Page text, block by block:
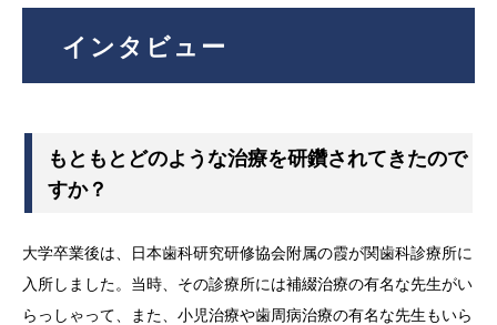
インタビュー
もともとどのような治療を研鑽されてきたので
すか？
大学卒業後は、日本歯科研究研修協会附属の霞が関歯科診療所に
入所しました。当時、その診療所には補綴治療の有名な先生がい
らっしゃって、また、小児治療や歯周病治療の有名な先生もいら